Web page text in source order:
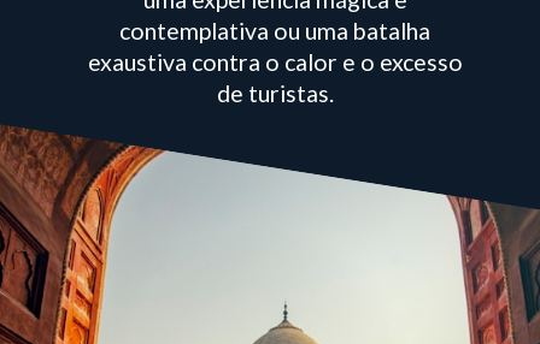
contemplativa ou uma batalha
exaustiva contra o calor e o excesso
de turistas.